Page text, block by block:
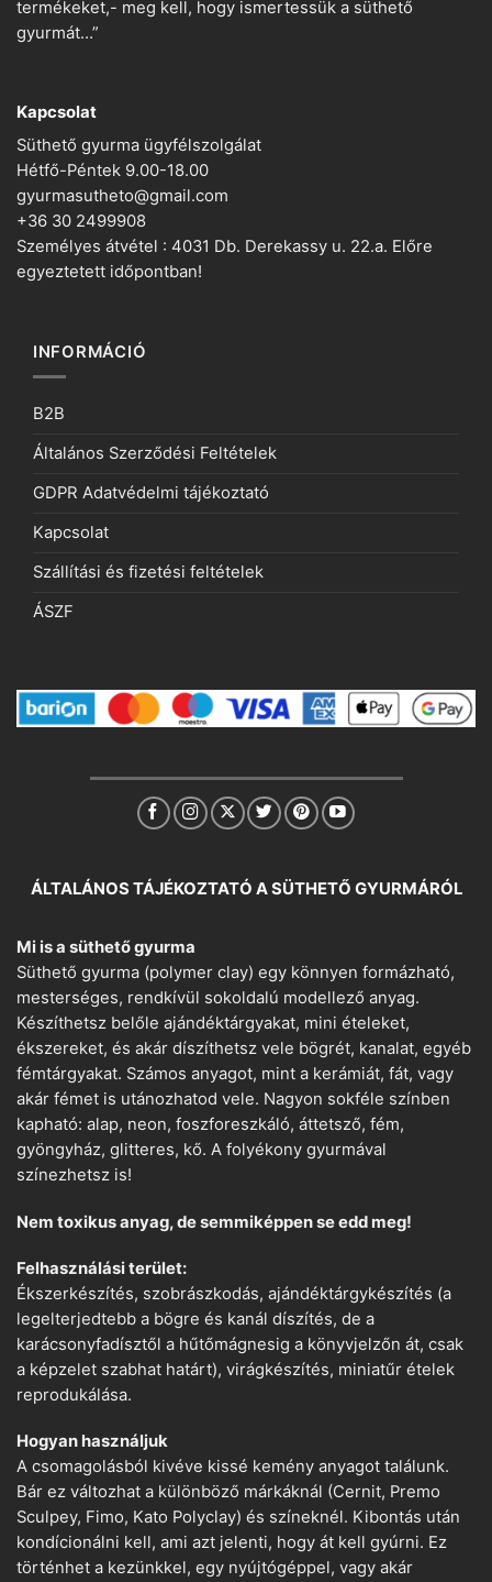
termékeket,- meg kell, hogy ismertessük a süthető
gyurmát…”
Kapcsolat
Süthető gyurma ügyfélszolgálat
Hétfő-Péntek 9.00-18.00
gyurmasutheto@gmail.com
+36 30 2499908
Személyes átvétel : 4031 Db. Derekassy u. 22.a. Előre
egyeztetett időpontban!
INFORMÁCIÓ
B2B
Általános Szerződési Feltételek
GDPR Adatvédelmi tájékoztató
Kapcsolat
Szállítási és fizetési feltételek
ÁSZF
ÁLTALÁNOS TÁJÉKOZTATÓ A SÜTHETŐ GYURMÁRÓL
Mi is a süthető gyurma
Süthető gyurma (polymer clay) egy könnyen formázható,
mesterséges, rendkívül sokoldalú modellező anyag.
Készíthetsz belőle ajándéktárgyakat, mini ételeket,
ékszereket, és akár díszíthetsz vele bögrét, kanalat, egyéb
fémtárgyakat. Számos anyagot, mint a kerámiát, fát, vagy
akár fémet is utánozhatod vele. Nagyon sokféle színben
kapható: alap, neon, foszforeszkáló, áttetsző, fém,
gyöngyház, glitteres, kő. A folyékony gyurmával
színezhetsz is!
Nem toxikus anyag, de semmiképpen se edd meg!
Felhasználási terület:
Ékszerkészítés, szobrászkodás, ajándéktárgykészítés (a
legelterjedtebb a bögre és kanál díszítés, de a
karácsonyfadísztől a hűtőmágnesig a könyvjelzőn át, csak
a képzelet szabhat határt), virágkészítés, miniatűr ételek
reprodukálása.
Hogyan használjuk
A csomagolásból kivéve kissé kemény anyagot találunk.
Bár ez változhat a különböző márkáknál (Cernit, Premo
Sculpey, Fimo, Kato Polyclay) és színeknél. Kibontás után
kondícionálni kell, ami azt jelenti, hogy át kell gyúrni. Ez
történhet a kezünkkel, egy nyújtógéppel, vagy akár